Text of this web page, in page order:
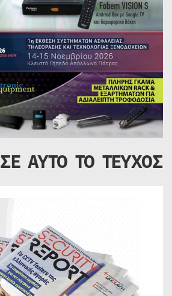
ΣΕ ΑΥΤΟ ΤΟ ΤΕΥΧΟΣ